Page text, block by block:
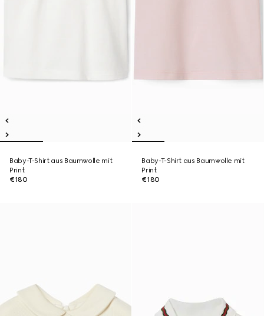
Baby-T-Shirt aus Baumwolle mit
Print
€180
Baby-T-Shirt aus Baumwolle mit
Print
€180